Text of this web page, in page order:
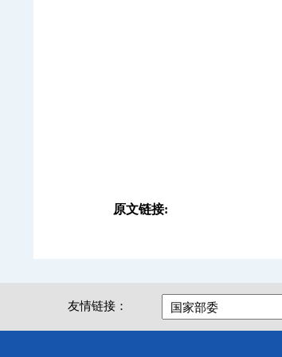
原文链接:
友情链接：